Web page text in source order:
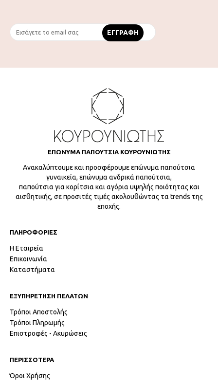
ΕΠΩΝΥΜΑ ΠΑΠΟΥΤΣΙΑ ΚΟΥΡΟΥΝΙΩΤΗΣ
Ανακαλύπτουμε και προσφέρουμε επώνυμα παπούτσια
γυναικεία, επώνυμα ανδρικά παπούτσια,
παπούτσια για κορίτσια και αγόρια υψηλής ποιότητας και
αισθητικής, σε προσιτές τιμές ακολουθώντας τα trends της
εποχής.
ΠΛΗΡΟΦΟΡΙΕΣ
Η Εταιρεία
Επικοινωνία
Καταστήματα
ΕΞΥΠΗΡΕΤΗΣΗ ΠΕΛΑΤΩΝ
Τρόποι Αποστολής
Τρόποι Πληρωμής
Επιστροφές - Ακυρώσεις
ΠΕΡΙΣΣΟΤΕΡΑ
Όροι Χρήσης